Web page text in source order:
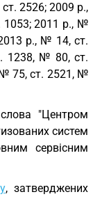
2526; 2009 р.,
2011 р., №
р., № 14, ст.
1238, № 80, ст.
75, ст. 2521, №
"Центром
систем
сервісним
, затверджених